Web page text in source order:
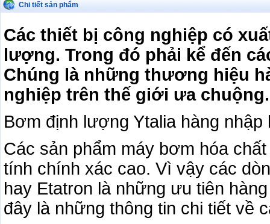
Chi tiết sản phẩm
Các thiết bị công nghiệp có
lượng. Trong đó phải kể đến
Chúng là những thương hiệu
nghiệp trên thế giới ưa chuộng.
Bơm định lượng Ytalia hàng nhập
Các sản phẩm máy bơm hóa
tính chính xác cao. Vì vậy các
hay Etatron là những ưu tiên
đây là những thông tin chi tiết về